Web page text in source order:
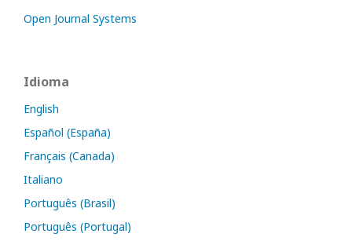
Open Journal Systems
Idioma
English
Español (España)
Français (Canada)
Italiano
Português (Brasil)
Português (Portugal)